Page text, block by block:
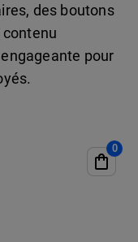
des boutons
pour